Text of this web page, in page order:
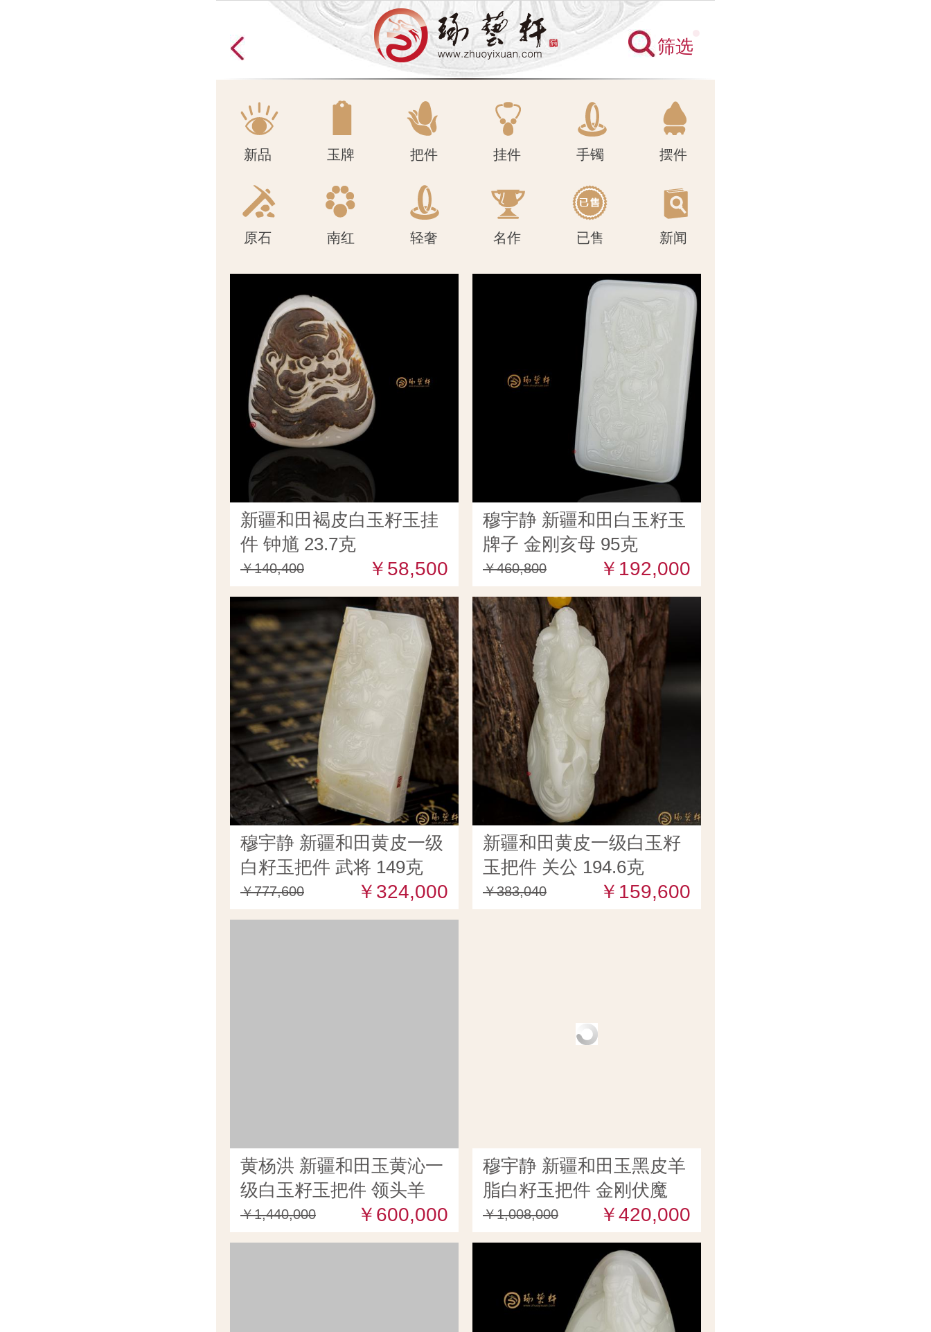
原石 南红 轻奢 名作 已售 新闻
筛选
新品 玉牌 把件 挂件 手镯 摆件
原石 南红 轻奢 名作 已售 新闻
新疆和田褐皮白玉籽玉挂
件 钟馗 23.7克
￥140,400 ￥58,500
穆宇静 新疆和田白玉籽玉
牌子 金刚亥母 95克
￥460,800 ￥192,000
穆宇静 新疆和田黄皮一级
白籽玉把件 武将 149克
￥777,600 ￥324,000
新疆和田黄皮一级白玉籽
玉把件 关公 194.6克
￥383,040 ￥159,600
黄杨洪 新疆和田玉黄沁一
级白玉籽玉把件 领头羊
（独籽） 107克
￥1,440,000 ￥600,000
穆宇静 新疆和田玉黑皮羊
脂白籽玉把件 金刚伏魔
（独籽） 93克
￥1,008,000 ￥420,000